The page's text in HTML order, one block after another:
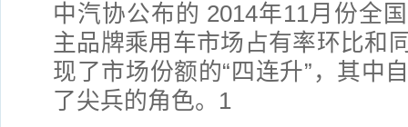
中汽协公布的 2014年11月份全
主品牌乘用车市场占有率环比和
现了市场份额的“四连升”，其中
了尖兵的角色。1